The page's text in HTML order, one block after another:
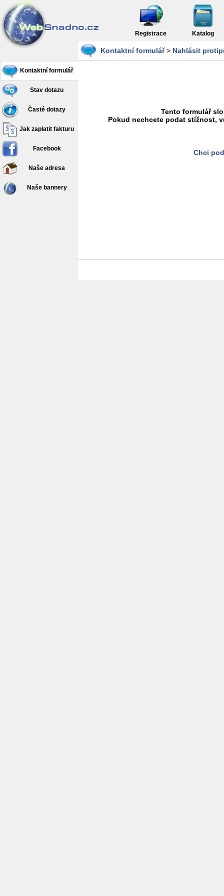
Registrace Katalog
Kontaktní formulář
Stav dotazu
Časté dotazy
Jak zaplatit fakturu
Facebook
Naše adresa
Naše bannery
Kontaktní formulář> Nahlásit
Tento formulář
Pokud nechcete podat stížnost,
Chci